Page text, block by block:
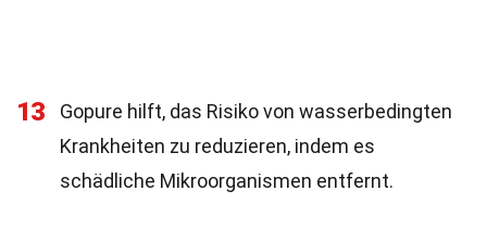
13
Gopure hilft, das Risiko von wasserbedingten
Krankheiten zu reduzieren, indem es
schädliche Mikroorganismen entfernt.